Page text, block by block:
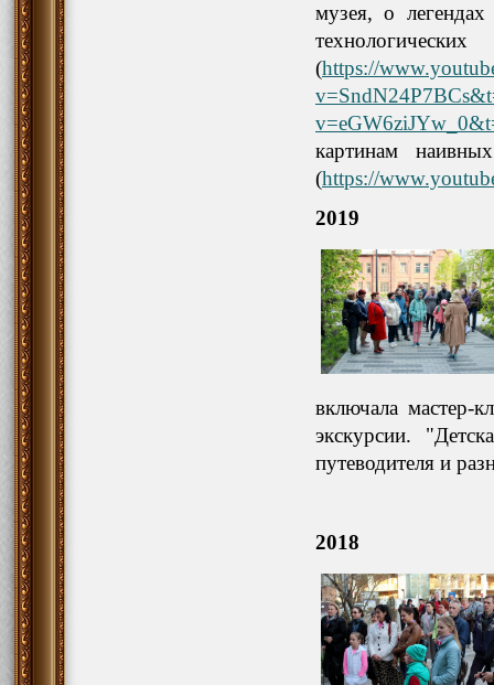
музея, о
(https://
картинам
(https://
2019
включала мастер-
экскурсии.
путеводителя и
2018